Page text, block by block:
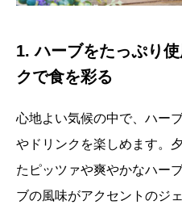
1. ハーブをたっぷり
クで食を彩る
心地よい気候の中で、ハー
やドリンクを楽しめます。
たピッツァや爽やかなハー
ブの風味がアクセントのジ